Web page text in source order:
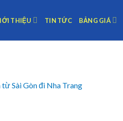
THIỆU TIN TỨC BẢNG GIÁ
từ Sài Gòn đi Nha Trang